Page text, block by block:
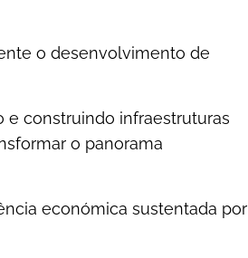
o desenvolvimento de
e construindo infraestruturas
o panorama
económica sustentada por